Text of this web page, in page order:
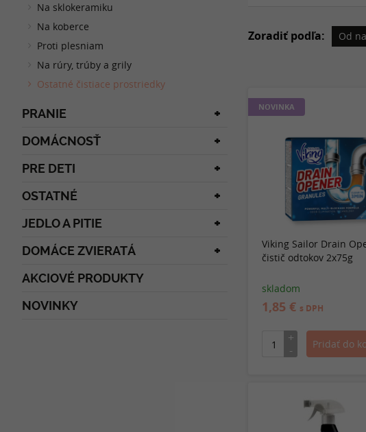
Na sklokeramiku
Na koberce
Proti plesniam
Na rúry, trúby a grily
Ostatné čistiace prostriedky
PRANIE
DOMÁCNOSŤ
PRE DETI
OSTATNÉ
JEDLO A PITIE
DOMÁCE ZVIERATÁ
AKCIOVÉ PRODUKTY
NOVINKY
Zoradiť podľa: Od
NOVINKA
Viking Sailor Drain
čistič odtokov 2x75g
skladom
1,85 € s DPH